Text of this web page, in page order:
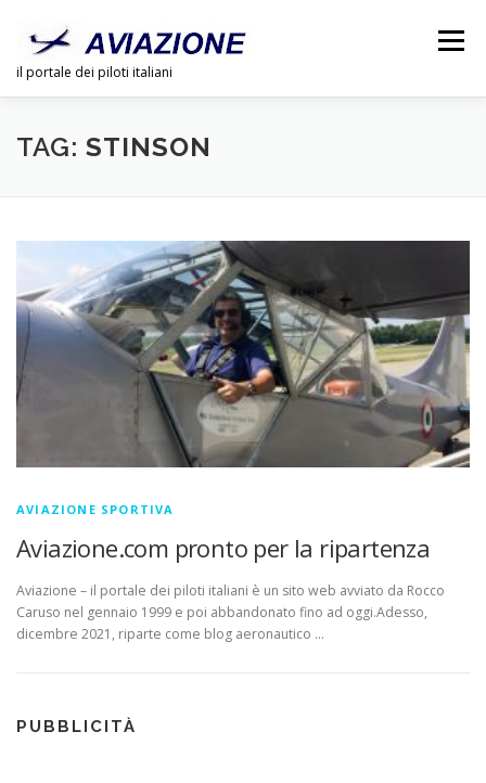
contenuto
il portale dei piloti italiani
Menu
CHI SIAMO PUBBLICITÀ
TAG: STINSON
AVIAZIONE SPORTIVA
Aviazione.com pronto per la ripartenza
Aviazione – il portale dei piloti italiani è un sito web avviato da Rocco
Caruso nel gennaio 1999 e poi abbandonato fino ad oggi.Adesso,
dicembre 2021, riparte come blog aeronautico …
PUBBLICITÀ